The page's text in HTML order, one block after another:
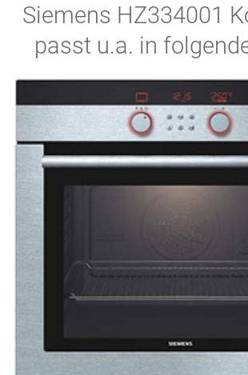
Siemens HZ334001
passt u.a. in